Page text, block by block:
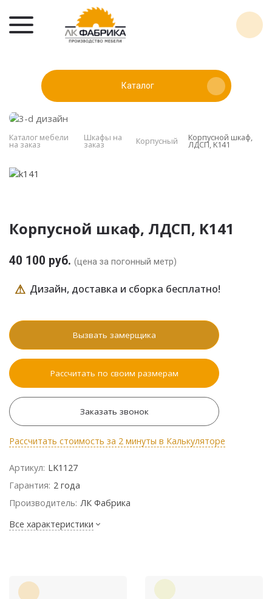
Каталог
Каталог мебели
на заказ
Шкафы на
заказ Корпусный Корпусной шкаф,
ЛДСП, K141
Корпусной шкаф, ЛДСП, K141
40 100 руб. (цена за погонный метр)
⚠ Дизайн, доставка и сборка бесплатно!
Вызвать замерщика
Рассчитать по своим размерам
Заказать звонок
Рассчитать стоимость за 2 минуты в Калькуляторе
Артикул: LK1127
Гарантия: 2 года
Производитель: ЛК Фабрика
Все характеристики